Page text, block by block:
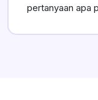
pertanyaan apa